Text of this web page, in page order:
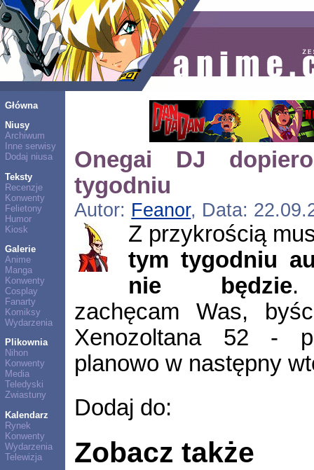
Główna
Niusy
Archiwum
Inne serwisy
Dodaj niusa
Teksty
Recenzje
Konwenty
Felietony
Humor
Kiosk
Galerie
Anime
Manga
Konwenty
Cosplay
Fanarty
Komiksy
Wydarzenia
Plikownia
Nihon
Konwenty
Media
Teledyski
Zwiastuny
Kalendarz
Rynek
Konwenty
Wydarzenia
Telewizja
Onegai DJ
tygodniu
Autor: Feanor, Data:
Z przykrością
tym tygodniu
nie będzie.
zachęcam Was,
Xenozoltana 52 -
planowo w następny
Dodaj do:
Zobacz także